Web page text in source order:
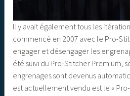
Il y avait également tous les
commencé en 2007 avec le Pro-
engager et désengager les
été suivi du Pro-Stitcher Premium,
engrenages sont devenus
est actuellement vendu est le «